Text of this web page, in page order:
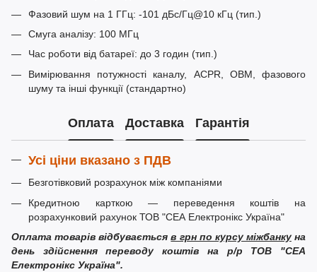
Фазовий шум на 1 ГГц: -101 дБс/Гц@10 кГц (тип.)
Смуга аналізу: 100 МГц
Час роботи від батареї: до 3 годин (тип.)
Вимірювання потужності каналу, ACPR, OBM, фазового
шуму та інші функції (стандартно)
Оплата Доставка Гарантія
Усі ціни вказано з ПДВ
Безготівковий розрахунок між компаніями
Кредитною карткою — переведення коштів на
розрахунковий рахунок ТОВ "СЕА Електронікс Україна"
Оплата товарів відбуваєтьсяв грн по курсу міжбанкуна
день здійснення переводу коштів на р/р ТОВ "СЕА
Електронікс Україна".